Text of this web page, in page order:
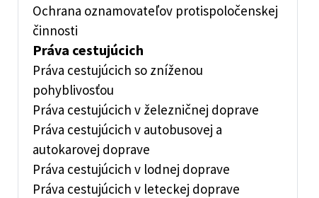
Ochrana oznamovateľov protispoločenskej
činnosti
Práva cestujúcich
Práva cestujúcich so zníženou
pohyblivosťou
Práva cestujúcich v železničnej doprave
Práva cestujúcich v autobusovej a
autokarovej doprave
Práva cestujúcich v lodnej doprave
Práva cestujúcich v leteckej doprave